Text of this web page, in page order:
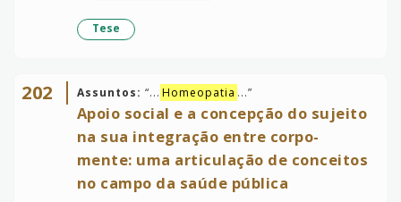
Tese
202 Assuntos: “... Homeopatia ...”
Apoio social e a concepção do sujeito
na sua integração entre corpo-
mente: uma articulação de conceitos
no campo da saúde pública